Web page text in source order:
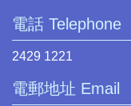
電話 Telephone
2429 1221
電郵地址 Email